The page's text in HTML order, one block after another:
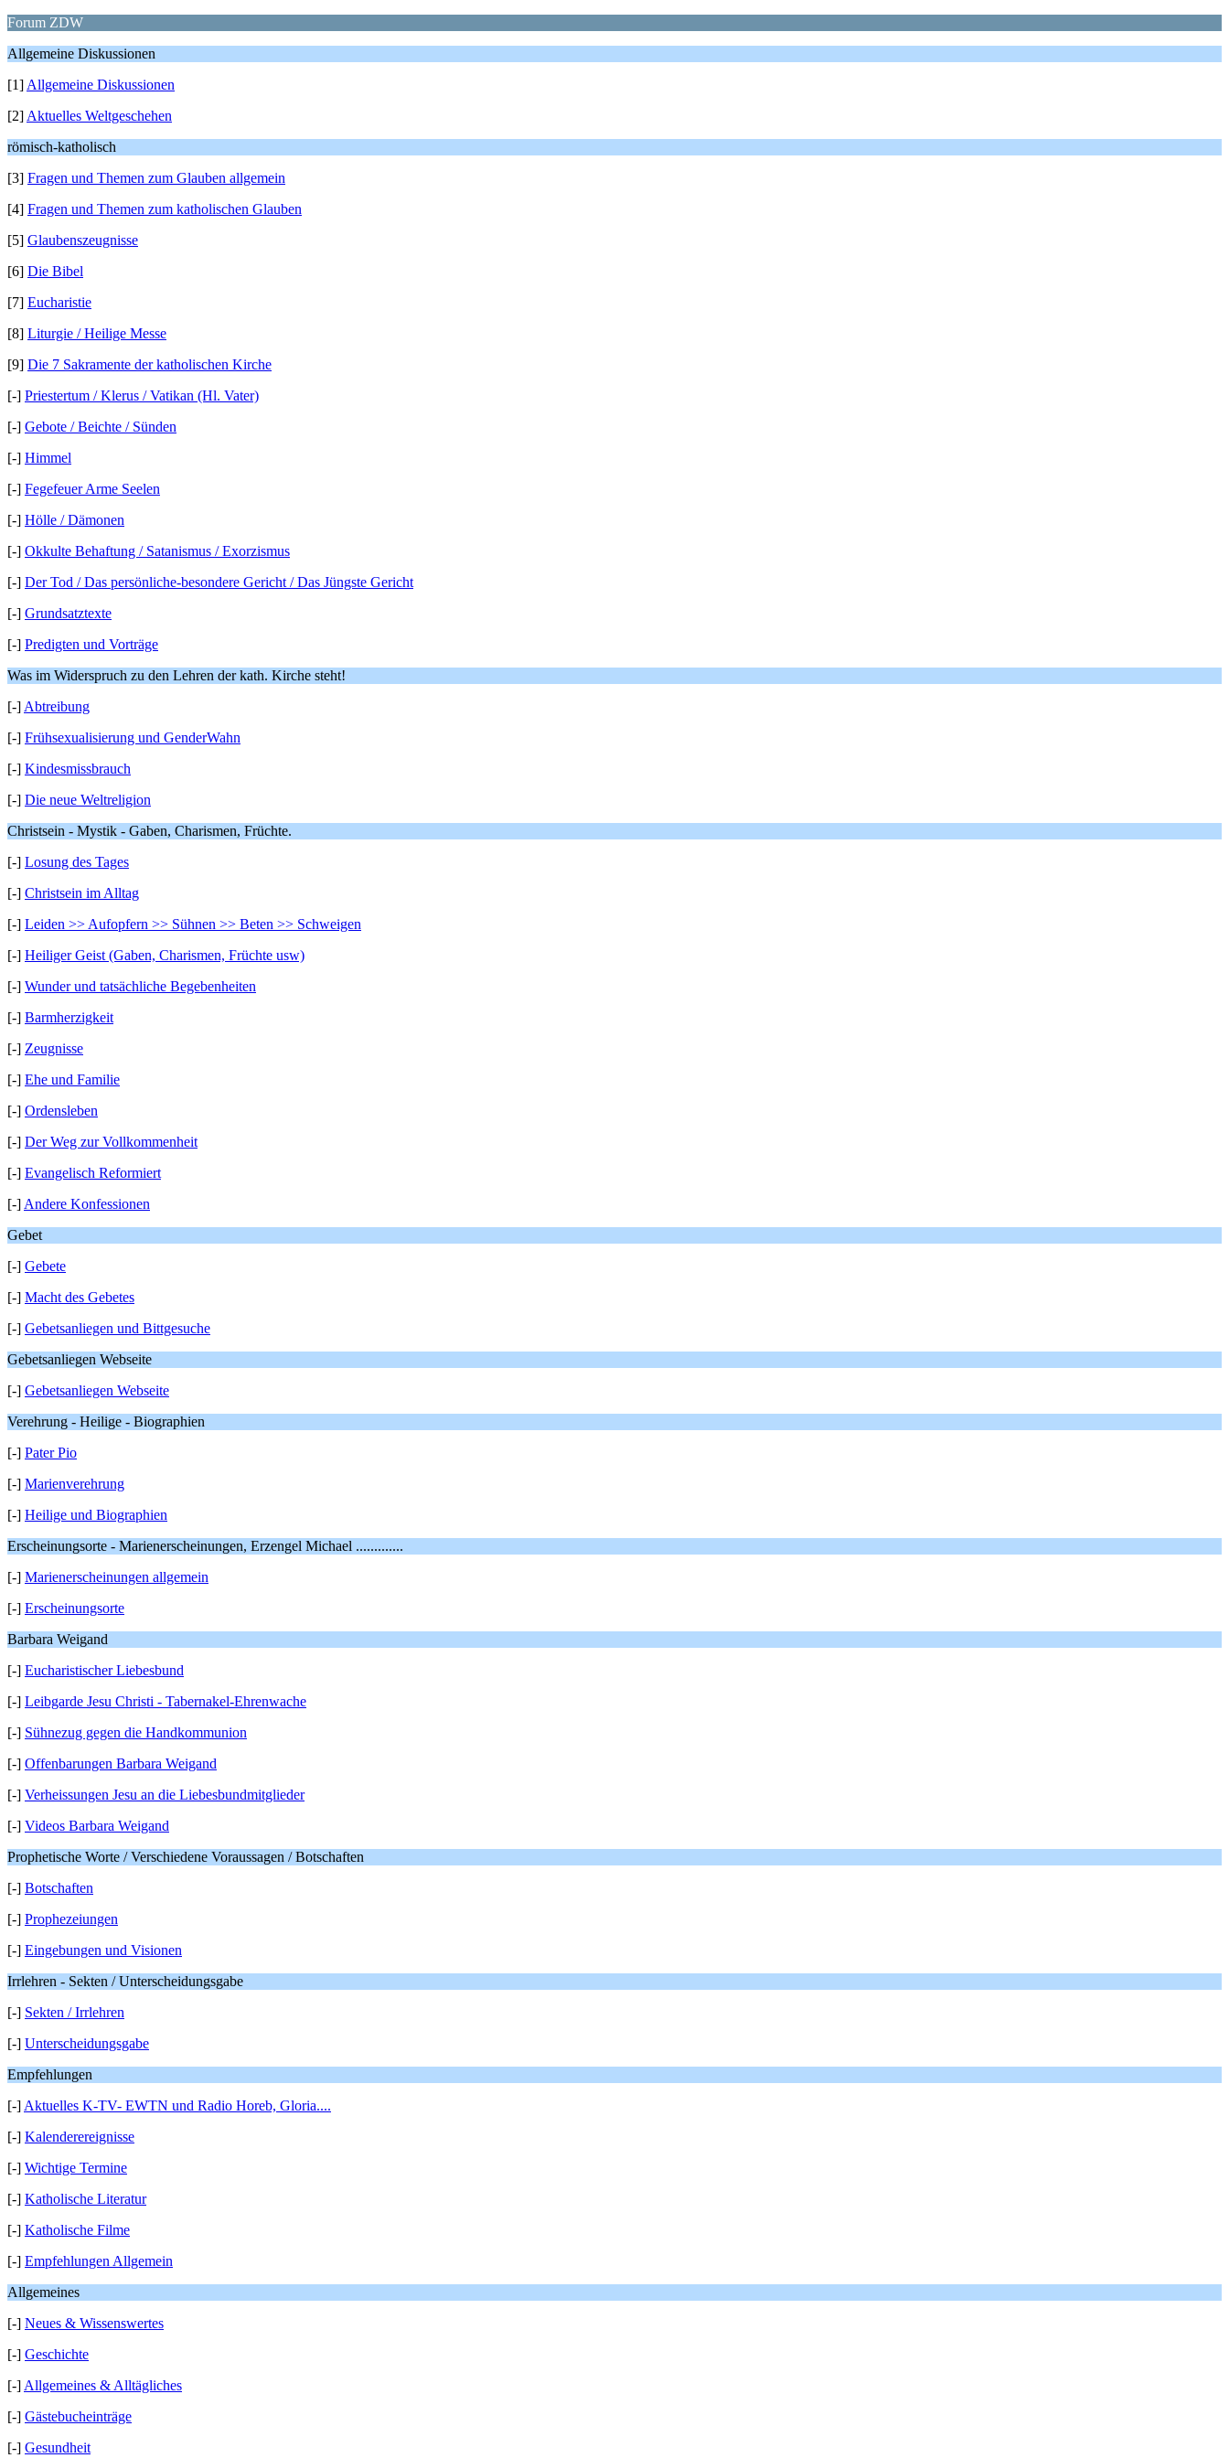
Forum ZDW
Allgemeine Diskussionen
[1] Allgemeine Diskussionen
[2] Aktuelles Weltgeschehen
römisch-katholisch
[3] Fragen und Themen zum Glauben allgemein
[4] Fragen und Themen zum katholischen Glauben
[5] Glaubenszeugnisse
[6] Die Bibel
[7] Eucharistie
[8] Liturgie / Heilige Messe
[9] Die 7 Sakramente der katholischen Kirche
[-] Priestertum / Klerus / Vatikan (Hl. Vater)
[-] Gebote / Beichte / Sünden
[-] Himmel
[-] Fegefeuer Arme Seelen
[-] Hölle / Dämonen
[-] Okkulte Behaftung / Satanismus / Exorzismus
[-] Der Tod / Das persönliche-besondere Gericht / Das Jüngste Gericht
[-] Grundsatztexte
[-] Predigten und Vorträge
Was im Widerspruch zu den Lehren der kath. Kirche steht!
[-] Abtreibung
[-] Frühsexualisierung und GenderWahn
[-] Kindesmissbrauch
[-] Die neue Weltreligion
Christsein - Mystik - Gaben, Charismen, Früchte.
[-] Losung des Tages
[-] Christsein im Alltag
[-] Leiden >> Aufopfern >> Sühnen >> Beten >> Schweigen
[-] Heiliger Geist (Gaben, Charismen, Früchte usw)
[-] Wunder und tatsächliche Begebenheiten
[-] Barmherzigkeit
[-] Zeugnisse
[-] Ehe und Familie
[-] Ordensleben
[-] Der Weg zur Vollkommenheit
[-] Evangelisch Reformiert
[-] Andere Konfessionen
Gebet
[-] Gebete
[-] Macht des Gebetes
[-] Gebetsanliegen und Bittgesuche
Gebetsanliegen Webseite
[-] Gebetsanliegen Webseite
Verehrung - Heilige - Biographien
[-] Pater Pio
[-] Marienverehrung
[-] Heilige und Biographien
Erscheinungsorte - Marienerscheinungen, Erzengel Michael .............
[-] Marienerscheinungen allgemein
[-] Erscheinungsorte
Barbara Weigand
[-] Eucharistischer Liebesbund
[-] Leibgarde Jesu Christi - Tabernakel-Ehrenwache
[-] Sühnezug gegen die Handkommunion
[-] Offenbarungen Barbara Weigand
[-] Verheissungen Jesu an die Liebesbundmitglieder
[-] Videos Barbara Weigand
Prophetische Worte / Verschiedene Voraussagen / Botschaften
[-] Botschaften
[-] Prophezeiungen
[-] Eingebungen und Visionen
Irrlehren - Sekten / Unterscheidungsgabe
[-] Sekten / Irrlehren
[-] Unterscheidungsgabe
Empfehlungen
[-] Aktuelles K-TV- EWTN und Radio Horeb, Gloria....
[-] Kalenderereignisse
[-] Wichtige Termine
[-] Katholische Literatur
[-] Katholische Filme
[-] Empfehlungen Allgemein
Allgemeines
[-] Neues & Wissenswertes
[-] Geschichte
[-] Allgemeines & Alltägliches
[-] Gästebucheinträge
[-] Gesundheit